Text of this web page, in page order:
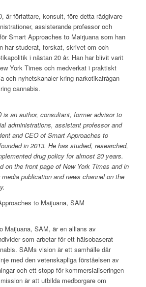
är författare, konsult, före detta rådgivare
assisterande professor och
Smart Approaches to Mairjuana som han
har studerat, forskat, skrivet om och
i nästan 20 år. Han har blivit varit
York Times och medverkat i praktiskt
och nyhetskanaler kring narkotikafrågan
cannabis.
is an author, consultant, former advisor to
administrations, assistant professor and
and CEO of Smart Approaches to
in 2013. He has studied, researched,
drug policy for almost 20 years.
on the front page of New York Times and in
publication and news channel on the
to Maijuana, SAM
Maijuana, SAM, är en allians av
som arbetar för ett hälsobaserat
SAMs vision är ett samhälle där
med den vetenskapliga förståelsen av
och ett stopp för kommersialiseringen
är att utbilda medborgare om